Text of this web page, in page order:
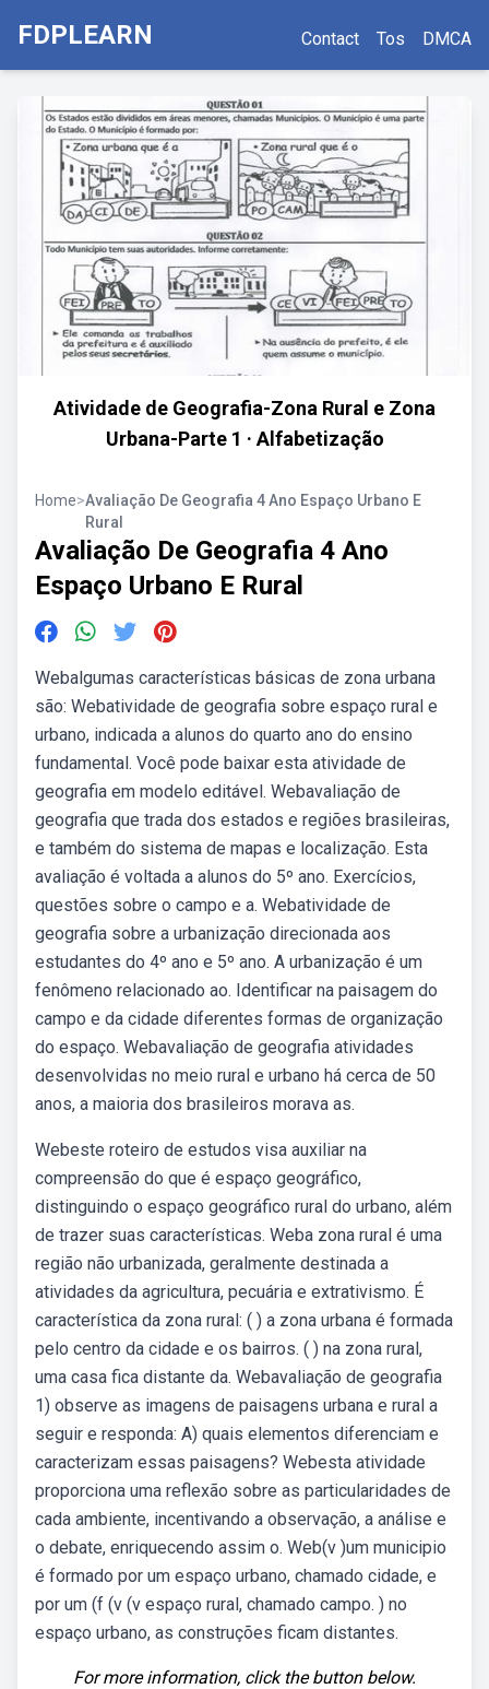
FDPLEARN Contact Tos DMCA
Atividade de Geografia-Zona Rural e Zona
Urbana-Parte 1 · Alfabetização
Home>Avaliação De Geografia 4 Ano Espaço Urbano E
Rural
Avaliação De Geografia 4 Ano
Espaço Urbano E Rural
Webalgumas características básicas de zona urbana
são: Webatividade de geografia sobre espaço rural e
urbano, indicada a alunos do quarto ano do ensino
fundamental. Você pode baixar esta atividade de
geografia em modelo editável. Webavaliação de
geografia que trada dos estados e regiões brasileiras,
e também do sistema de mapas e localização. Esta
avaliação é voltada a alunos do 5º ano. Exercícios,
questões sobre o campo e a. Webatividade de
geografia sobre a urbanização direcionada aos
estudantes do 4º ano e 5º ano. A urbanização é um
fenômeno relacionado ao. Identificar na paisagem do
campo e da cidade diferentes formas de organização
do espaço. Webavaliação de geografia atividades
desenvolvidas no meio rural e urbano há cerca de 50
anos, a maioria dos brasileiros morava as.
Webeste roteiro de estudos visa auxiliar na
compreensão do que é espaço geográfico,
distinguindo o espaço geográfico rural do urbano, além
de trazer suas características. Weba zona rural é uma
região não urbanizada, geralmente destinada a
atividades da agricultura, pecuária e extrativismo. É
característica da zona rural: ( ) a zona urbana é formada
pelo centro da cidade e os bairros. ( ) na zona rural,
uma casa fica distante da. Webavaliação de geografia
1) observe as imagens de paisagens urbana e rural a
seguir e responda: A) quais elementos diferenciam e
caracterizam essas paisagens? Webesta atividade
proporciona uma reflexão sobre as particularidades de
cada ambiente, incentivando a observação, a análise e
o debate, enriquecendo assim o. Web(v )um municipio
é formado por um espaço urbano, chamado cidade, e
por um (f (v (v espaço rural, chamado campo. ) no
espaço urbano, as construções ficam distantes.
For more information, click the button below.